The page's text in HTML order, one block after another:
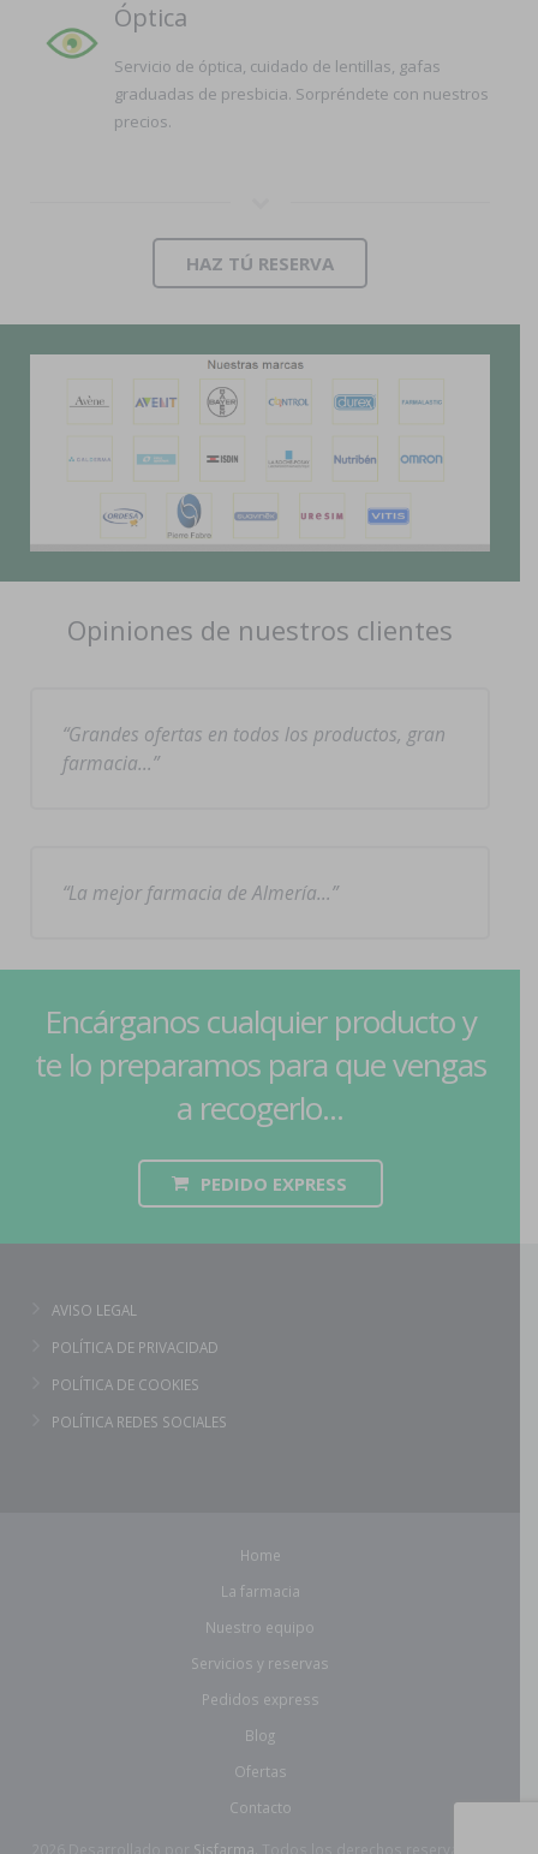
Óptica
Servicio de óptica, cuidado de lentillas, gafas
graduadas de presbicia. Sorpréndete con nuestros
precios.
HAZ TÚ RESERVA
Opiniones de nuestros clientes
Grandes ofertas en todos los productos, gran
farmacia…
La mejor farmacia de Almería…
Encárganos cualquier producto y
te lo preparamos para que vengas
a recogerlo...
PEDIDO EXPRESS
AVISO LEGAL
POLÍTICA DE PRIVACIDAD
POLÍTICA DE COOKIES
POLÍTICA REDES SOCIALES
Home
La farmacia
Nuestro equipo
Servicios y reservas
Pedidos express
Blog
Ofertas
Contacto
Sisfarma.